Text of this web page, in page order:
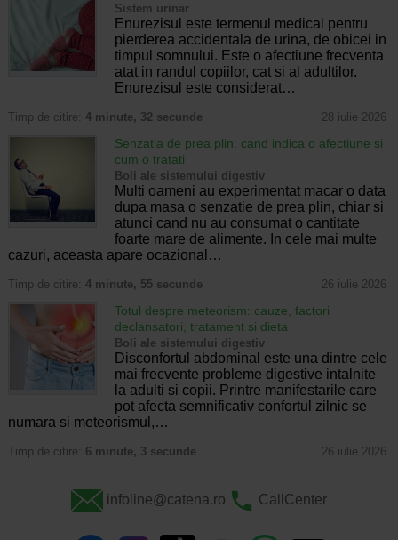
Sistem urinar
Enurezisul este termenul medical pentru
pierderea accidentala de urina, de obicei in
timpul somnului. Este o afectiune frecventa
atat in randul copiilor, cat si al adultilor.
Enurezisul este considerat…
Timp de citire: 4 minute, 32 secunde 28 iulie 2026
Senzatia de prea plin: cand indica o afectiune si
cum o tratati
Boli ale sistemului digestiv
Multi oameni au experimentat macar o data
dupa masa o senzatie de prea plin, chiar si
atunci cand nu au consumat o cantitate
foarte mare de alimente. In cele mai multe
cazuri, aceasta apare ocazional…
Timp de citire: 4 minute, 55 secunde 26 iulie 2026
Totul despre meteorism: cauze, factori
declansatori, tratament si dieta
Boli ale sistemului digestiv
Disconfortul abdominal este una dintre cele
mai frecvente probleme digestive intalnite
la adulti si copii. Printre manifestarile care
pot afecta semnificativ confortul zilnic se
numara si meteorismul,…
Timp de citire: 6 minute, 3 secunde 26 iulie 2026
infoline@catena.ro CallCenter